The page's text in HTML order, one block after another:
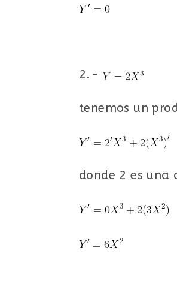
2.-
tenemos un
donde 2 es una